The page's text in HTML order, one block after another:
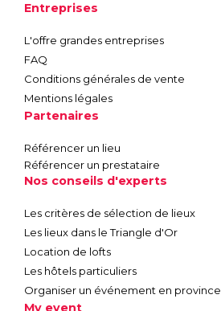
Entreprises
L'offre grandes entreprises
FAQ
Conditions générales de vente
Mentions légales
Partenaires
Référencer un lieu
Référencer un prestataire
Nos conseils d'experts
Les critères de sélection de lieux
Les lieux dans le Triangle d'Or
Location de lofts
Les hôtels particuliers
Organiser un événement en province
My event